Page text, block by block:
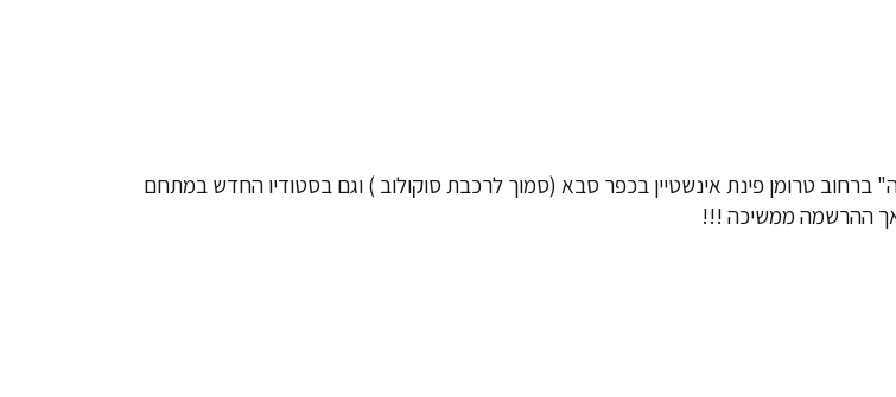
" ברחוב טרומן פינת אינשטיין בכפר סבא (סמוך לרכבת סוקולוב ) וגם בסטודיו החדש במתחם
אך ההרשמה ממשיכה !!!